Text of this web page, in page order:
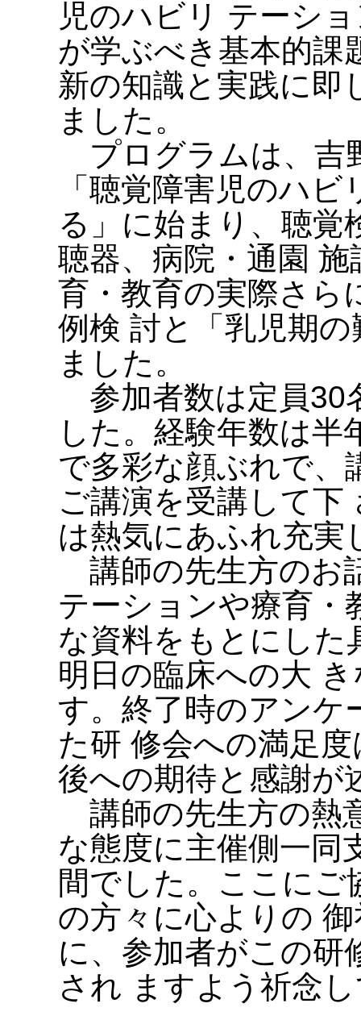
児のハビリ テーシ
が学ぶべき基本的課
新の知識と実践に即
ました。
プログラムは、吉
「聴覚障害児のハ
る」に始まり、聴覚
聴器、病院・通園
育・教育の実際さら
例検 討と「乳児期
ました。
参加者数は定員30
した。経験年数は
で多彩な顔ぶれで、
ご講演を受講して下
は熱気にあふれ充実
講師の先生方のお
テーションや療育・
な資料をもとにした
明日の臨床への大
す。終了時のアンケ
た研 修会への満足
後への期待と感謝が
講師の先生方の熱
な態度に主催側一同
間でした。ここに
の方々に心よりの
に、参加者がこの研
され ますよう祈念